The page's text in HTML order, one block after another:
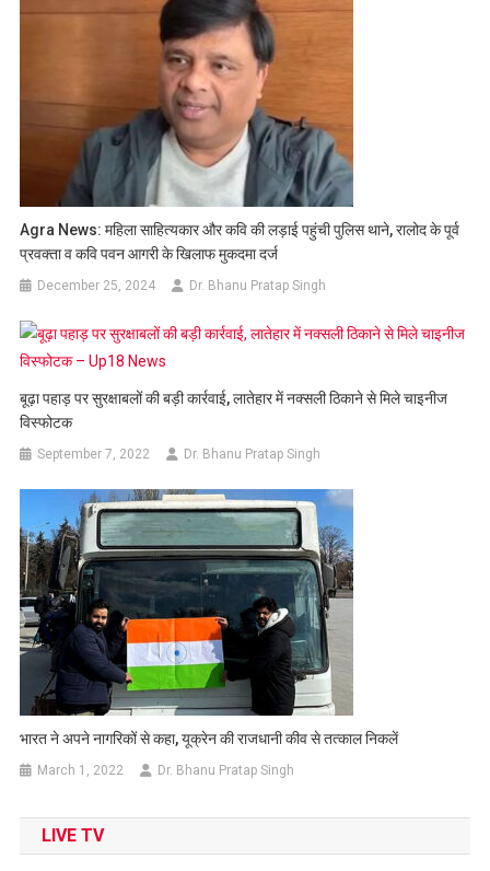
Agra News: महिला साहित्यकार और कवि की लड़ाई पहुंची पुलिस थाने, रालोद के पूर्व
प्रवक्ता व कवि पवन आगरी के खिलाफ मुकदमा दर्ज
December 25, 2024 Dr. Bhanu Pratap Singh
बूढ़ा पहाड़ पर सुरक्षाबलों की बड़ी कार्रवाई, लातेहार में नक्सली ठिकाने से मिले चाइनीज
विस्फोटक
September 7, 2022 Dr. Bhanu Pratap Singh
भारत ने अपने नागरिकों से कहा, यूक्रेन की राजधानी कीव से तत्‍काल निकलें
March 1, 2022 Dr. Bhanu Pratap Singh
LIVE TV